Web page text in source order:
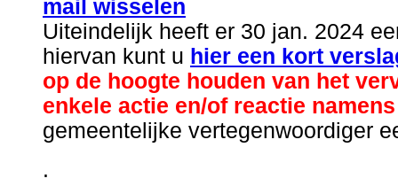
mail wisselen
Uiteindelijk heeft er 30 jan. 2024
hiervan kunt u hier een kort
op de hoogte houden van het
enkele actie en/of reactie
gemeentelijke vertegenwoordiger
.